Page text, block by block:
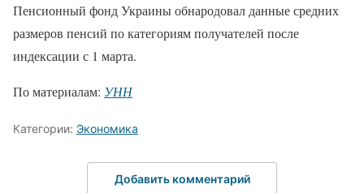
Пенсионный фонд Украины обнародовал данные средних
размеров пенсий по категориям получателей после
индексации с 1 марта.
По материалам: УНН
Категории: Экономика
Добавить комментарий